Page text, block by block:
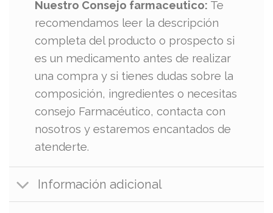
Nuestro Consejo farmaceutico: Te
recomendamos leer la descripción
completa del producto o prospecto si
es un medicamento antes de realizar
una compra y si tienes dudas sobre la
composición, ingredientes o necesitas
consejo Farmacéutico, contacta con
nosotros y estaremos encantados de
atenderte.
Información adicional